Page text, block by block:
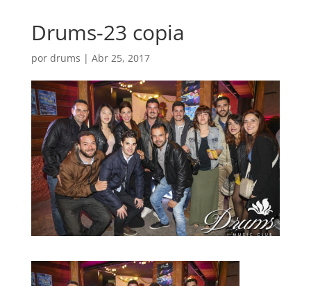
Drums-23 copia
por drums | Abr 25, 2017